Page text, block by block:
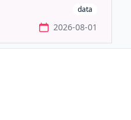
data
2026-08-01